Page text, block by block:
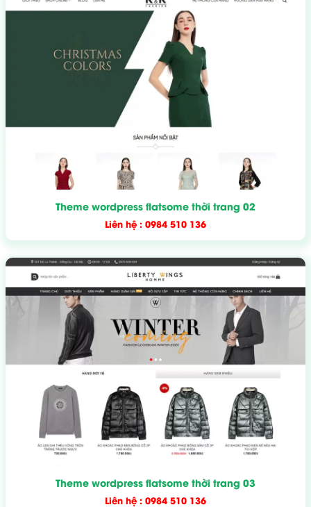
Theme wordpress flatsome thời trang 02
Liên hệ : 0984 510 136
Theme wordpress flatsome thời trang 03
Liên hệ : 0984 510 136